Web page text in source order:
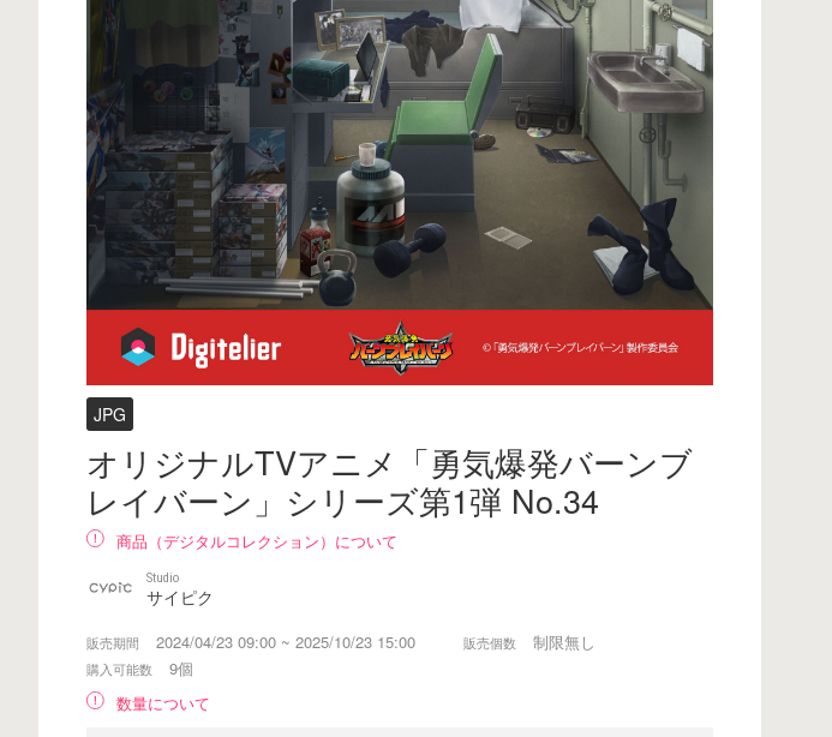
JPG
オリジナルTVアニメ「勇気爆発バーンブ
レイバーン」シリーズ第1弾 No.34
商品（デジタルコレクション）について
Studio
サイピク
販売期間 2024/04/23 09:00 ~ 2025/10/23 15:00 販売個数 制限無し
購入可能数
9個
数量について